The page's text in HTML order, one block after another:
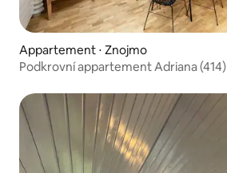
Appartement ⋅ Znojmo
Podkrovní appartement Adriana (414)